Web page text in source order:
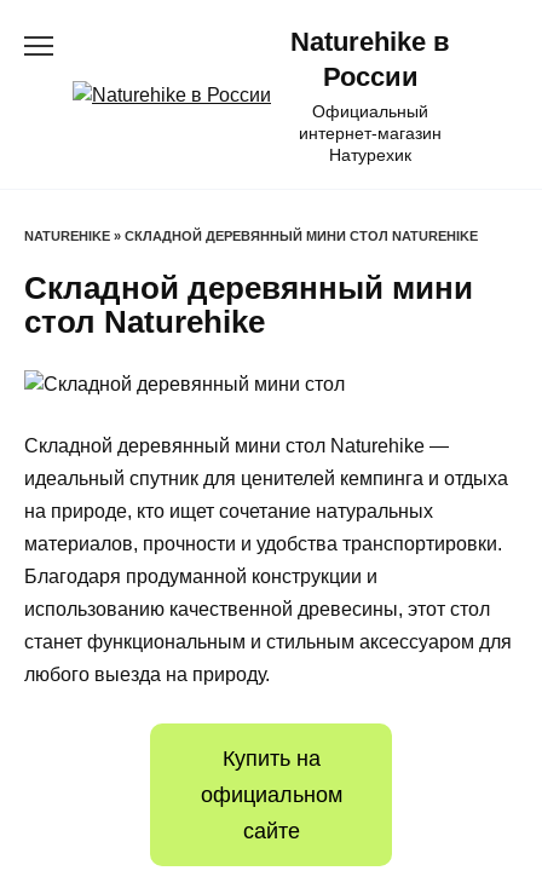
Naturehike в
России
Официальный
интернет-магазин
Натурехик
NATUREHIKE » СКЛАДНОЙ ДЕРЕВЯННЫЙ МИНИ СТОЛ NATUREHIKE
Складной деревянный мини
стол Naturehike
Складной деревянный мини стол Naturehike —
идеальный спутник для ценителей кемпинга и отдыха
на природе, кто ищет сочетание натуральных
материалов, прочности и удобства транспортировки.
Благодаря продуманной конструкции и
использованию качественной древесины, этот стол
станет функциональным и стильным аксессуаром для
любого выезда на природу.
Купить на
официальном
сайте